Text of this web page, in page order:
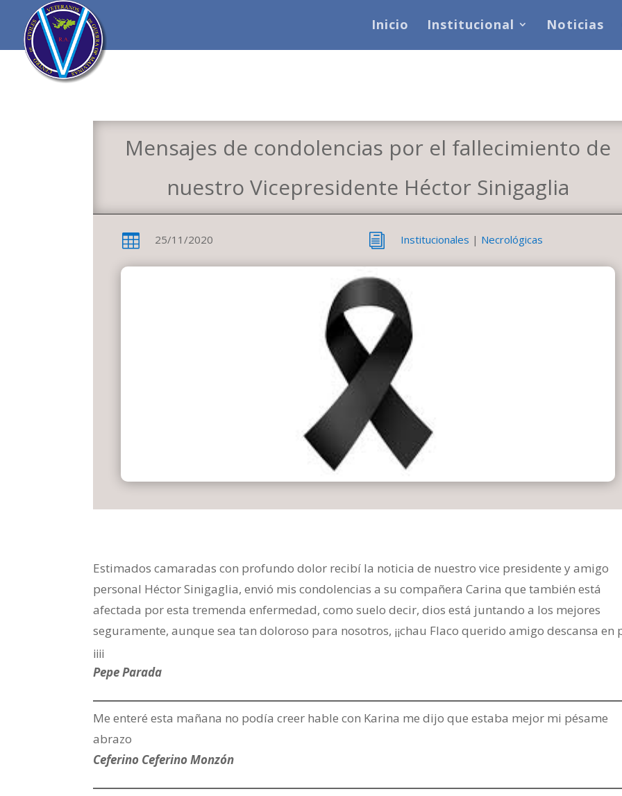
Inicio Institucional Noticias
Mensajes de condolencias por el fallecimiento de
nuestro Vicepresidente Héctor Sinigaglia
 25/11/2020 i Institucionales | Necrológicas
Estimados camaradas con profundo dolor recibí la noticia de nuestro vice presidente y amigo
personal Héctor Sinigaglia, envió mis condolencias a su compañera Carina que también está
afectada por esta tremenda enfermedad, como suelo decir, dios está juntando a los mejores
seguramente, aunque sea tan doloroso para nosotros, ¡¡chau Flaco querido amigo descansa en
¡¡¡¡
Pepe Parada
Me enteré esta mañana no podía creer hable con Karina me dijo que estaba mejor mi pésame
abrazo
Ceferino Ceferino Monzón